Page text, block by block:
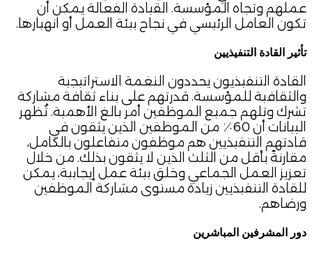
عملهم وتجاه المؤسسة. القيادة الفعالة يمكن أن
تكون العامل الرئيسي في نجاح بيئة العمل أو انهيارها.
تأثير القادة التنفيذيين
القادة التنفيذيون يحددون النغمة الاستراتيجية
والثقافية للمؤسسة. قدرتهم على بناء ثقافة مشاركة
تشرك وتلهم جميع الموظفين أمر بالغ الأهمية. تُظهر
البيانات أن 60٪ من الموظفين الذين يثقون في
قادتهم التنفيذيين هم موظفون متفاعلون بالكامل،
مقارنةً بأقل من الثلث الذين لا يثقون بذلك. من خلال
تعزيز العمل الجماعي وخلق بيئة عمل إيجابية، يمكن
للقادة التنفيذيين زيادة مستوى مشاركة الموظفين
ورضاهم.
دور المشرفين المباشرين